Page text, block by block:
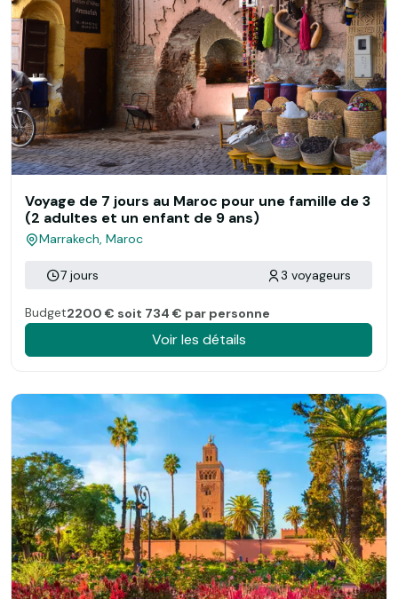
Voyage de 7 jours au Maroc pour une famille de 3
(2 adultes et un enfant de 9 ans)
Marrakech, Maroc
7 jours 3 voyageurs
Budget2200 € soit 734 € par personne
Voir les détails